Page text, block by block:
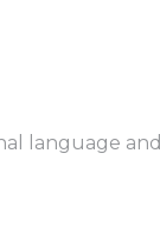
language and